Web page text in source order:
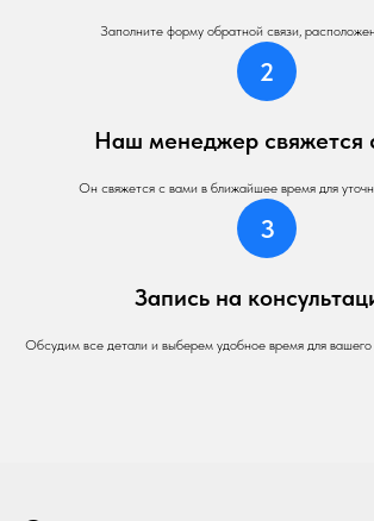
Заполните форму обратной связи,
Наш менеджер свяжется
Он свяжется с вами в ближайшее время для
Запись на
Обсудим все детали и выберем удобное время для вашего